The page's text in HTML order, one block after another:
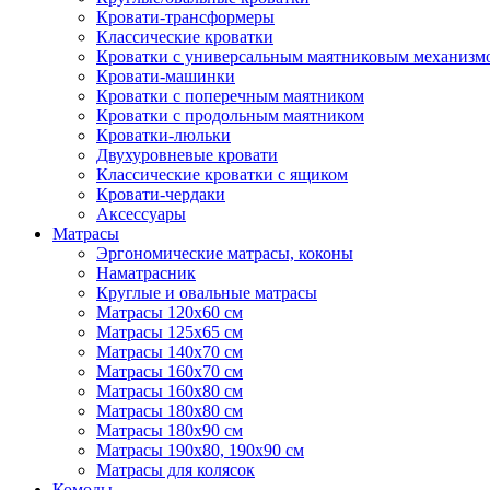
Кровати-трансформеры
Классические кроватки
Кроватки с универсальным маятниковым
Кровати-машинки
Кроватки с поперечным маятником
Кроватки с продольным маятником
Кроватки-люльки
Двухуровневые кровати
Классические кроватки с ящиком
Кровати-чердаки
Аксессуары
Матрасы
Эргономические матрасы, коконы
Наматрасник
Круглые и овальные матрасы
Матрасы 120х60 см
Матрасы 125х65 см
Матрасы 140х70 см
Матрасы 160х70 см
Матрасы 160х80 см
Матрасы 180х80 см
Матрасы 180х90 см
Матрасы 190х80, 190х90 см
Матрасы для колясок